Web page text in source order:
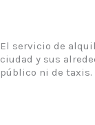
El servicio de
ciudad y sus
público ni de taxis.